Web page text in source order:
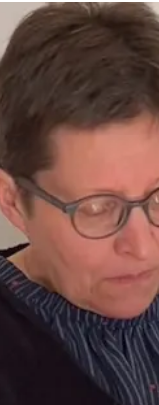
kuinka se huojuu.
Lapsen ajatukset herättävät. Kirjoita talteen
keskustelut lapsen kanssa. Tove Janssonin
Kesäkirjassa lapsi pohtii mm. perhettä ja
kuolemaa.